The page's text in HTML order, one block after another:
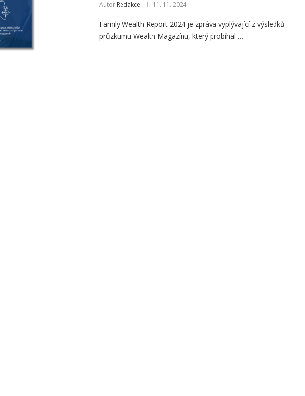
Autor Redakce 11. 11. 2024
Family Wealth Report 2024 je zpráva vyplývající z výsledků
průzkumu Wealth Magazínu, který probíhal …